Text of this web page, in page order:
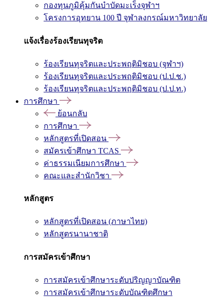
กองทุนภูมิคุ้มกันบำบัดมะเร็งจุฬาฯ
โครงการอุทยาน 100 ปี จุฬาลงกรณ์มหาวิทยาลัย
แจ้งเรื่องร้องเรียนทุจริต
ร้องเรียนทุจริตและประพฤติมิชอบ (จุฬาฯ)
ร้องเรียนทุจริตและประพฤติมิชอบ (ป.ป.ช.)
ร้องเรียนทุจริตและประพฤติมิชอบ (ป.ป.ท.)
การศึกษา
ย้อนกลับ
การศึกษา
หลักสูตรที่เปิดสอน
สมัครเข้าศึกษา TCAS
ค่าธรรมเนียมการศึกษา
คณะและสำนักวิชา
หลักสูตร
หลักสูตรที่เปิดสอน (ภาษาไทย)
หลักสูตรนานาชาติ
การสมัครเข้าศึกษา
การสมัครเข้าศึกษาระดับปริญญาบัณฑิต
การสมัครเข้าศึกษาระดับบัณฑิตศึกษา